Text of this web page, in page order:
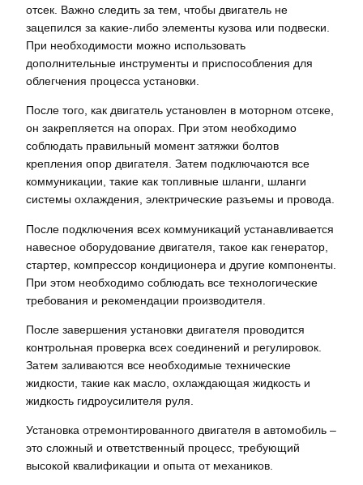
отсек. Важно следить за тем, чтобы двигатель не
зацепился за какие-либо элементы кузова или подвески.
При необходимости можно использовать
дополнительные инструменты и приспособления для
облегчения процесса установки.
После того, как двигатель установлен в моторном отсеке,
он закрепляется на опорах. При этом необходимо
соблюдать правильный момент затяжки болтов
крепления опор двигателя. Затем подключаются все
коммуникации, такие как топливные шланги, шланги
системы охлаждения, электрические разъемы и провода.
После подключения всех коммуникаций устанавливается
навесное оборудование двигателя, такое как генератор,
стартер, компрессор кондиционера и другие компоненты.
При этом необходимо соблюдать все технологические
требования и рекомендации производителя.
После завершения установки двигателя проводится
контрольная проверка всех соединений и регулировок.
Затем заливаются все необходимые технические
жидкости, такие как масло, охлаждающая жидкость и
жидкость гидроусилителя руля.
Установка отремонтированного двигателя в автомобиль –
это сложный и ответственный процесс, требующий
высокой квалификации и опыта от механиков.